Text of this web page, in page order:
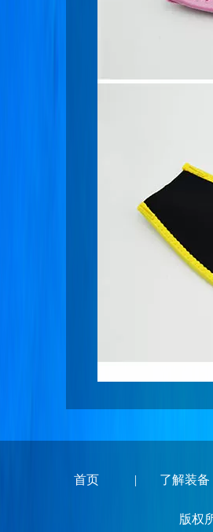
首页 | 了解装备
版权